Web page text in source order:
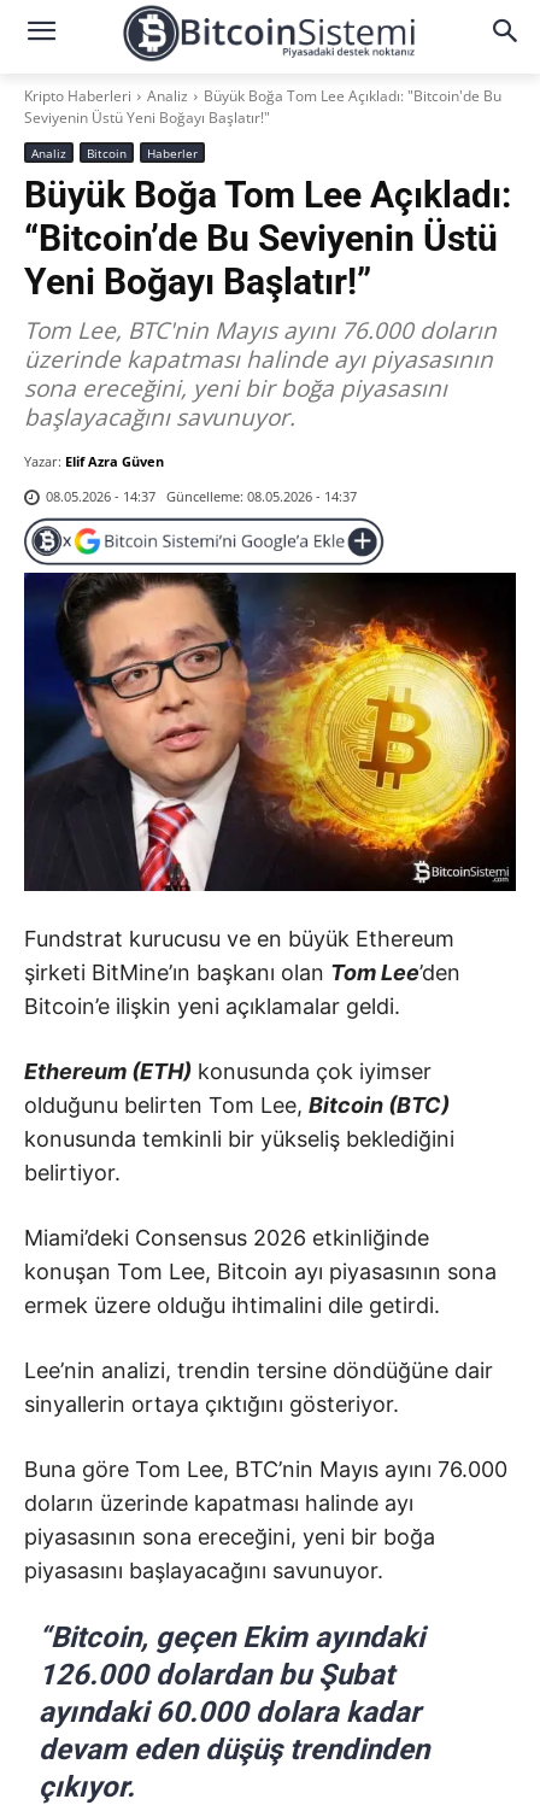
Kripto Haberleri Analiz
Büyük Boğa Tom Lee Açıkladı: "Bitcoin'de Bu
Seviyenin Üstü Yeni Boğayı Başlatır!"
Analiz Bitcoin Haberler
Büyük Boğa Tom Lee Açıkladı:
“Bitcoin’de Bu Seviyenin Üstü
Yeni Boğayı Başlatır!”
Tom Lee, BTC'nin Mayıs ayını 76.000 doların
üzerinde kapatması halinde ayı piyasasının
sona ereceğini, yeni bir boğa piyasasını
başlayacağını savunuyor.
Yazar: Elif Azra Güven
08.05.2026 - 14:37 Güncelleme: 08.05.2026 - 14:37
Fundstrat kurucusu ve en büyük Ethereum
şirketi BitMine’ın başkanı olan Tom Lee’den
Bitcoin’e ilişkin yeni açıklamalar geldi.
Ethereum (ETH) konusunda çok iyimser
olduğunu belirten Tom Lee, Bitcoin (BTC)
konusunda temkinli bir yükseliş beklediğini
belirtiyor.
Miami’deki Consensus 2026 etkinliğinde
konuşan Tom Lee, Bitcoin ayı piyasasının sona
ermek üzere olduğu ihtimalini dile getirdi.
Lee’nin analizi, trendin tersine döndüğüne dair
sinyallerin ortaya çıktığını gösteriyor.
Buna göre Tom Lee, BTC’nin Mayıs ayını 76.000
doların üzerinde kapatması halinde ayı
piyasasının sona ereceğini, yeni bir boğa
piyasasını başlayacağını savunuyor.
“Bitcoin, geçen Ekim ayındaki
126.000 dolardan bu Şubat
ayındaki 60.000 dolara kadar
devam eden düşüş trendinden
çıkıyor.